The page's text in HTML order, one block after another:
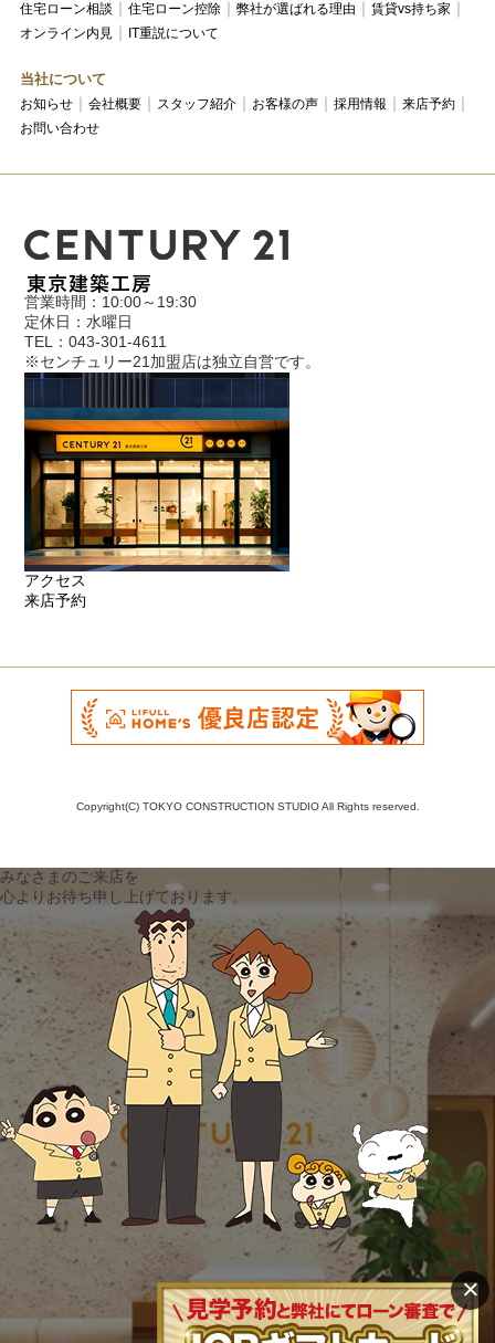
住宅ローン相談 住宅ローン控除 弊社が選ばれる理由
賃貸vs持ち家
オンライン内見
IT重説について
当社について
お知らせ 会社概要 スタッフ紹介 お客様の声 採用情報
来店予約
お問い合わせ
営業時間：10:00～19:30
定休日：水曜日
TEL：043-301-4611
※センチュリー21加盟店は独立自営です。
アクセス
来店予約
Copyright(C) TOKYO CONSTRUCTION STUDIO All Rights reserved.
みなさまのご来店を
心よりお待ち申し上げております。
×